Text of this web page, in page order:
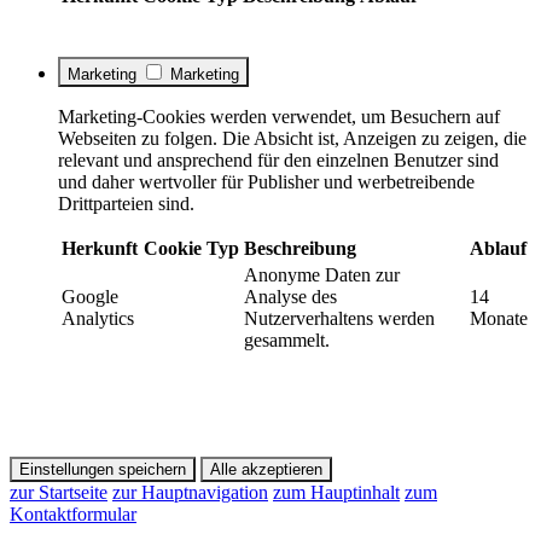
Marketing Marketing
Marketing-Cookies werden verwendet, um Besuchern auf
Webseiten zu folgen. Die Absicht ist, Anzeigen zu zeigen, die
relevant und ansprechend für den einzelnen Benutzer sind
und daher wertvoller für Publisher und werbetreibende
Drittparteien sind.
Herkunft Cookie Typ Beschreibung Ablauf
Google
Analytics
Anonyme Daten zur
Analyse des
Nutzerverhaltens werden
gesammelt.
14
Monate
Einstellungen speichern Alle akzeptieren
zur Startseite zur Hauptnavigation zum Hauptinhalt zum
Kontaktformular